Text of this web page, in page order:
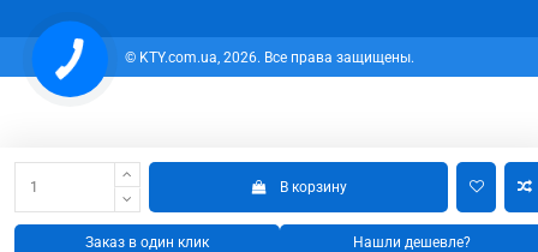
В корзину
Заказ в один клик Нашли дешевле?
© KTY.com.ua, 2026. Все права защищены.
КНОПКА
ЗВ'ЯЗКУ